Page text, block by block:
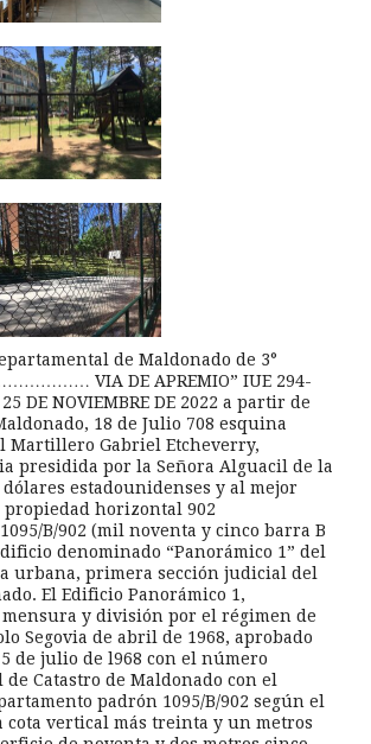
de Maldonado de 3°
VIA DE APREMIO” IUE 294-
DE NOVIEMBRE DE 2022 a partir de
18 de Julio 708 esquina
Martillero Gabriel Etcheverry,
presidida por la Señora Alguacil de la
estadounidenses y al mejor
horizontal 902
B/902 (mil noventa y cinco barra B
denominado “Panorámico 1” del
urbana, primera sección judicial del
El Edificio Panorámico 1,
y división por el régimen de
Segovia de abril de 1968, aprobado
de julio de l968 con el número
Catastro de Maldonado con el
padrón 1095/B/902 según el
cota vertical más treinta y un metros